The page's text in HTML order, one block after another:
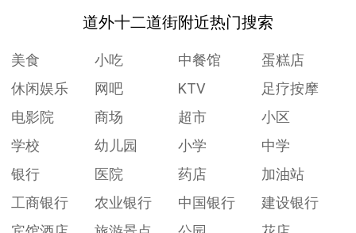
道外十二道街附近热门搜索
美食 小吃 中餐馆
蛋糕店
休闲娱乐
网吧 KTV
足疗按摩
电影院
商场 超市
小区
学校
幼儿园 小学
中学
银行
医院 药店
加油站
工商银行
农业银行 中国银行
建设银行